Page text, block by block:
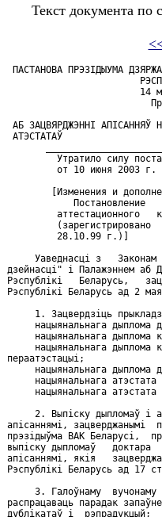
Текст документа по
ПАСТАНОВА ПРЭЗIДЫУМА ДЗЯРЖАЎНАГА ВЫШЭЙШАГА АТЭСТАЦЫЙНАГА КАМIТЭТА
                        РЭСПУБЛIКI БЕЛАРУСЬ
                        14 мая 1997 г. N 81
                          Пратакол N 8/5

 АБ ЗАЦВЯРДЖЭННI АПIСАННЯЎ НАЦЫЯНАЛЬНЫХ ДЫПЛОМАЎ I
 АТЭСТАТАЎ
       _______________________________________________ _______ ___ _
         Утратило силу постановлением Высшей аттестационной комиссии
         от 10 июня 2003 г. № 60 

        [Изменения и дополнения:
            Постановление   президиума    Государственного   высшего
         аттестационного   комитета   от   27  мая  1998  г.   N  68
         (зарегистрировано  в Национальном  реестре  -  N 8/1240  от
         28.10.99 г.)]

     Уаведнасцi з   Законам   Рэспублiкi   Беларусь   "Аб  навуковай
дзейнасцi" i Палажэннем аб Дзяржаўным вышэйшым атэстацыйным камiтэце
Рэспублiкi   Беларусь,   зацверджаным  пастановай  Савета  Мiнiстраў
Рэспублiкi Беларусь ад 2 мая 1997 г. N 418, Прэзiдыум пастанаўляе:

     1. Зацвердзiць прыкладзеныя апiсаннi:
     нацыянальнага дыплома доктара навук;
     нацыянальнага дыплома кандыдата навук;
     нацыянальнага дыплома кандыдата навук,  якi выдаецца па вынiках
пераатэстацыi;
     нацыянальнага дыплома доктара фiласофii (Ph.D);
     нацыянальнага атэстата прафесара;
     нацыянальнага атэстата дацэнта.

     2. Выпiску дыпломаў i атэстатаў  праводзiць  у  адпаведнасцi  з
апiсаннямi, зацверджанымi  п.1  гэтай пастановы,  на аснове рашэнняў
прэзiдыўма ВАК Беларусi,  прынятых пасля 1 чэрвеня 1997 г., спынiўшы
выпiску дыпломаў   доктара   навук   i   кандыдата  навук  згодна  з
апiсаннямi, якiя   зацверджаны   пастановай    Кабiнета    Мiнiстраў
Рэспублiкi Беларусь ад 17 студзеня 1996 г. N 37.

     3. Галоўнаму  вучонаму  сакратару ВАК Беларусi ў месячны тэрмiн
распрацаваць парадак запаўнення i выдачы дыпломаў  i  атэстатаў,  iх
дублiкатаў i  рэпрадукцый;  дыпломаў  i атэстатаў,  якiя выдаюцца па
вынiках настрыфiкацыi i пераатэстацыi.

     4. Выдачу  дыпломаў  i  атэстатаў,  пералiчаных  у  п.1   гэтай
пастановы, а  таксама  iх  рэпрадукцый  павялiчанага  (300х215 мм) i
паменшанага (108х83  мм  у  складзеным  выглядзе)  памераў  i  iншых
дакументаў  аб  вучоных  ступенях  i вучоных званнях ажыццяўляюць ва
ўстаноўленым парадку.

 Старшыня                                               А.П.ДАСТАНКА

 Галоўны вучоны сакратар                                  В.М.СНАПКО

                                                ЗАЦВЕРДЖАНА
                                                Пастанова прэзiдыума
                                                ВАК Беларусi
                                                14.05.1997 N 81

                              АПIСАННЕ
                 нацыянальнага атэстата прафесара

     Атэстат прафесара ўяўляе  сабой  аркуш  са  спецыяльнай  паперы
памерам 105х160 мм у складзеным выглядзе.
     На вонкавым баку атэстата  зверху  ў  цэнтры  змешчаны  вiдарыс
Дзяржаўнага  герба  Рэспублiкi Беларусь,  злева ад герба надрукавана
слова  "Рэспублiка",  справа  -  "Беларусь".  Нiжэй  у  адзiн  радок
надрукаваны   словы   "Дзяржаўны   вышэйшы   атэстацыйны   камiтэт".
Пасярэдзiне гэтай старонкi на фоне вiньеткi са словам  "ВАК"  у  два
радкi надрукаваны словы "Атэстат прафесара".
     На левым унутраным баку атэстата зверху ў тры радкi надрукаваны
словы "Рашэннем   Дзяржаўнага   вышэйшага   атэстацыйнага   камiтэта
Рэспублiкi Беларусь".  Нiжэй у адзiн радок запiсаны слова "ад", дата
прыняцця  рашэння  Дзяржаўным  вышэйшым  атэстацыйным  камiтэтам,  у
дужках словы "пратакол N" i нумар пратакола, нiжэй - прозвiшча, iмя,
iмя па бацьку прафесара.
     У цэнтры  старонкi на фоне вiньеткi са словам "ВАК" у два радкi
надрукаваны словы   "Прысвоена   вучонае  званне  прафесара".  Нiжэй
напiсаны словы "па спецыяльнасцi" i  назва  спецыяльнасцi,  па  якой
прысвоена вучонае званне прафесара.
     У левым  нiжнiм  кутку  старонкi  ў два радкi надрукаваны словы
"Старшыня Дзяржаўнага вышэйшага атэстацыйнага камiтэта"  i  нiжэй  у
два   радкi   -